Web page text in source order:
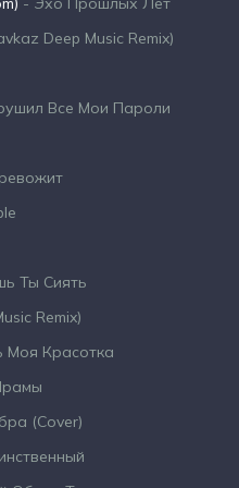
Deep Music Remix)
Все Мои Пароли
Ты Сиять
Remix)
Моя Красотка
(Cover)